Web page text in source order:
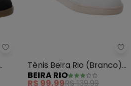
Moleca - Tênis Moleca
Tênis Beira Rio (Branco)
em Sintético
BEIRA RIO
R$ 99,99R$ 139,99